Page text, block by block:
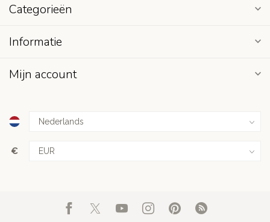
Categorieën
Informatie
Mijn account
€